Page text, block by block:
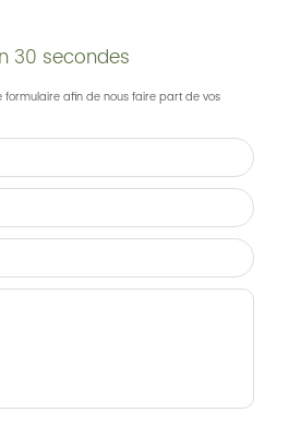
30 secondes
formulaire afin de nous faire part de vos